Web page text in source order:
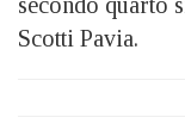
Scotti Pavia.